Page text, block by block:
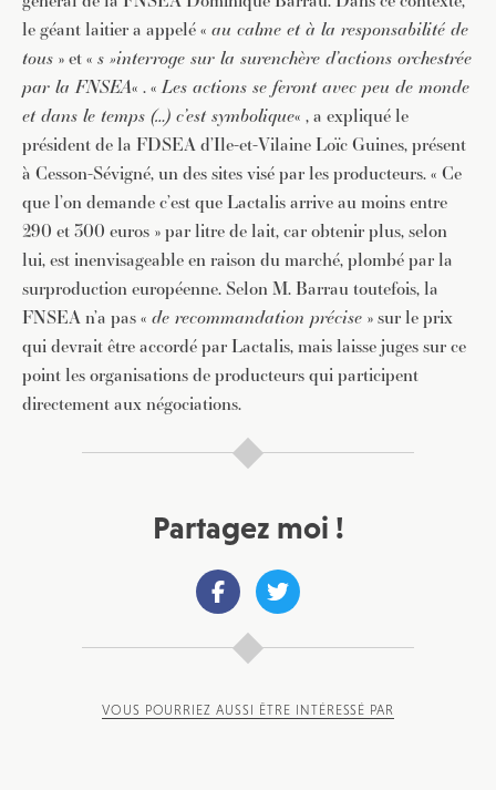
le géant laitier a appelé « au calme et à la responsabilité de
tous » et « s »interroge sur la surenchère d’actions orchestrée
par la FNSEA« . «Les actions se feront avec peu de monde
et dans le temps (…) c’est symbolique« , a expliqué le
président de la FDSEA d’Ile-et-Vilaine Loïc Guines, présent
à Cesson-Sévigné, un des sites visé par les producteurs. « Ce
que l’on demande c’est que Lactalis arrive au moins entre
290 et 300 euros » par litre de lait, car obtenir plus, selon
lui, est inenvisageable en raison du marché, plombé par la
surproduction européenne. Selon M. Barrau toutefois, la
FNSEA n’a pas « de recommandation précise » sur le prix
qui devrait être accordé par Lactalis, mais laisse juges sur ce
point les organisations de producteurs qui participent
directement aux négociations.
Partagez moi !
VOUS POURRIEZ AUSSI ÊTRE INTÉRESSÉ PAR